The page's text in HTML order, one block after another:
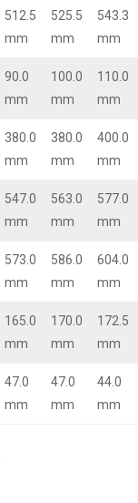
512.5
mm
525.5
mm
543.3
mm
90.0
mm
100.0
mm
110.0
mm
380.0
mm
380.0
mm
400.0
mm
547.0
mm
563.0
mm
577.0
mm
573.0
mm
586.0
mm
604.0
mm
165.0
mm
170.0
mm
172.5
mm
47.0
mm
47.0
mm
44.0
mm